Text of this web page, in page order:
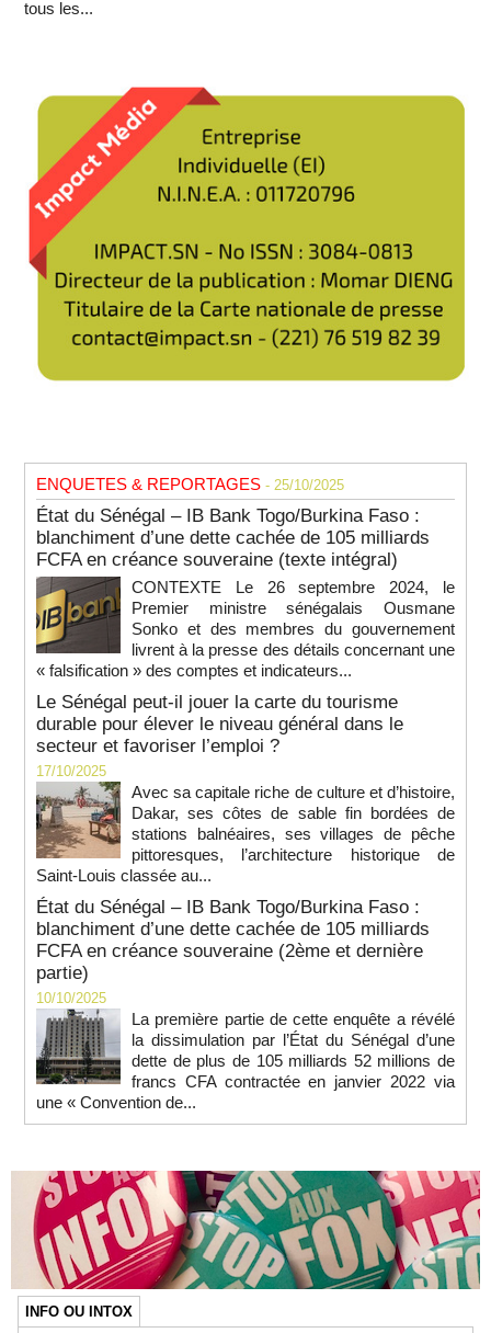
tous les...
ENQUETES & REPORTAGES - 25/10/2025
État du Sénégal – IB Bank Togo/Burkina Faso :
blanchiment d’une dette cachée de 105 milliards
FCFA en créance souveraine (texte intégral)
CONTEXTE Le 26 septembre 2024, le
Premier ministre sénégalais Ousmane
Sonko et des membres du gouvernement
livrent à la presse des détails concernant une
« falsification » des comptes et indicateurs...
Le Sénégal peut-il jouer la carte du tourisme
durable pour élever le niveau général dans le
secteur et favoriser l’emploi ?
17/10/2025
Avec sa capitale riche de culture et d’histoire,
Dakar, ses côtes de sable fin bordées de
stations balnéaires, ses villages de pêche
pittoresques, l’architecture historique de
Saint-Louis classée au...
État du Sénégal – IB Bank Togo/Burkina Faso :
blanchiment d’une dette cachée de 105 milliards
FCFA en créance souveraine (2ème et dernière
partie)
10/10/2025
La première partie de cette enquête a révélé
la dissimulation par l’État du Sénégal d’une
dette de plus de 105 milliards 52 millions de
francs CFA contractée en janvier 2022 via
une « Convention de...
INFO OU INTOX